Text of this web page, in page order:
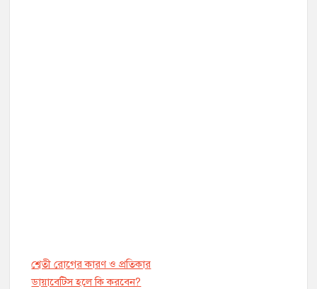
শ্বেতী রোগের কারণ ও প্রতিকার
ডায়াবেট্সি হলে কি করবেন?